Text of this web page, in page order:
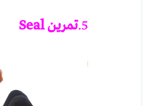
5. تمرين Seal